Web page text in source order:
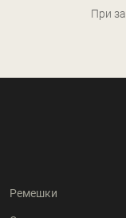
При
Ремешки